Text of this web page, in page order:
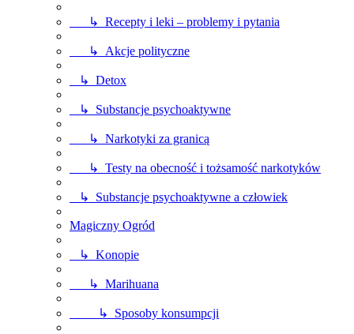
↳ Recepty i leki – problemy i pytania
↳ Akcje polityczne
↳ Detox
↳ Substancje psychoaktywne
↳ Narkotyki za granicą
↳ Testy na obecność i tożsamość narkotyków
↳ Substancje psychoaktywne a człowiek
Magiczny Ogród
↳ Konopie
↳ Marihuana
↳ Sposoby konsumpcji